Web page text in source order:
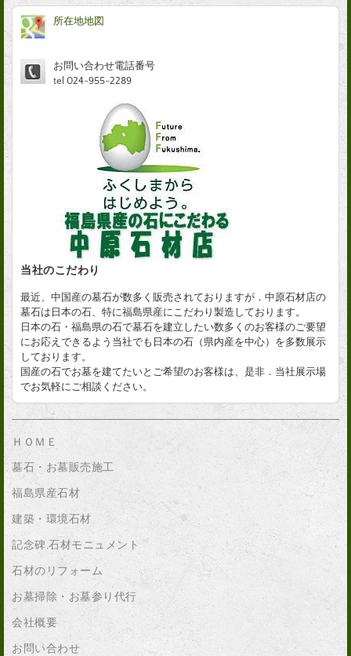
所在地地図
お問い合わせ電話番号
tel 024-955-2289
当社のこだわり
最近、中国産の墓石が数多く販売されておりますが．中原石材店の
墓石は日本の石、特に福島県産にこだわり製造しております。
日本の石・福島県の石で墓石を建立したい数多くのお客様のご要望
にお応えできるよう当社でも日本の石（県内産を中心）を多数展示
しております。
国産の石でお墓を建てたいとご希望のお客様は、是非．当社展示場
でお気軽にご相談ください。
ＨＯＭＥ
墓石・お墓販売施工
福島県産石材
建築・環境石材
記念碑,石材モニュメント
石材のリフォーム
お墓掃除・お墓参り代行
会社概要
お問い合わせ